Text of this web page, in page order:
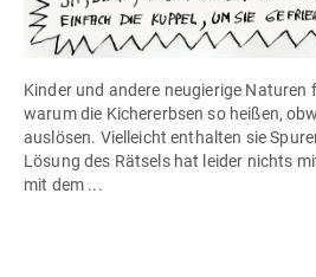
Kinder und andere neugierige Naturen
warum die Kichererbsen so heißen,
auslösen. Vielleicht enthalten sie
Lösung des Rätsels hat leider nichts
mit dem ...